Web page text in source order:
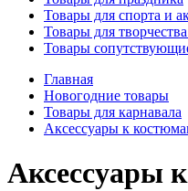
Товары для спорта и
Товары для
Товары
Главная
Новогодние товары
Товары для карнавала
Аксессуары к
Аксессуары